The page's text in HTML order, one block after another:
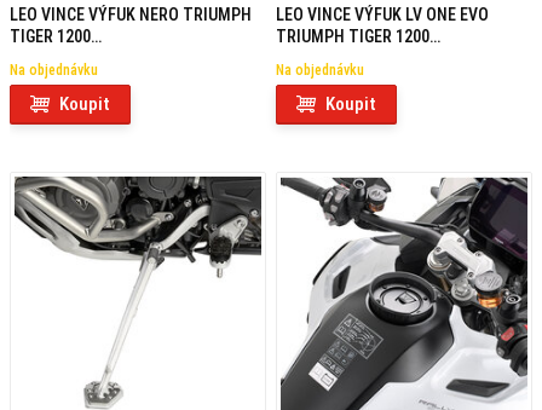
LEO VINCE VÝFUK NERO TRIUMPH
TIGER 1200
2023)
Na objednávku
Koupit
LEO VINCE VÝFUK LV ONE EVO
TRIUMPH TIGER 1200
2023)
Na objednávku
Koupit